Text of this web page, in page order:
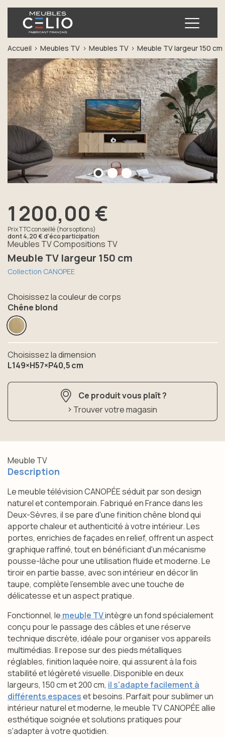
Accueil Meubles TV Meubles TV Meuble TV largeur 150 cm
Précédent
Meubles TV Compositions TV
Meuble TV largeur 150 cm
Collection CANOPEE
1 200,00 €
Prix TTC conseillé (hors options)
dont4,20 €d'éco participation
Choisissez la couleur de corps
Chêne blond
Choisissez la dimension
L149×H57×P40,5 cm
Ce produit vous plaît ?
Trouver votre magasin
Meuble TV
Description
Le meuble télévision CANOPÉE séduit par son design
naturel et contemporain. Fabriqué en France dans les
Deux-Sèvres, il se pare d'une finition chêne blond qui
apporte chaleur et authenticité à votre intérieur. Les
portes, enrichies de façades en relief, offrent un aspect
graphique raffiné, tout en bénéficiant d'un mécanisme
pousse-lâche pour une utilisation fluide et moderne. Le
tiroir en partie basse, avec son intérieur en décor lin
taupe, complète l'ensemble avec une touche de
délicatesse et un aspect pratique.
Fonctionnel, le meuble TVintègre un fond spécialement
conçu pour le passage des câbles et une réserve
technique discrète, idéale pour organiser vos appareils
multimédias. Il repose sur des pieds métalliques
réglables, finition laquée noire, qui assurent à la fois
stabilité et légèreté visuelle. Disponible en deux
largeurs, 150 cm et 200 cm, il s'adapte facilement à
différents espaceset besoins. Parfait pour sublimer un
intérieur naturel et moderne, le meuble TV CANOPÉE allie
esthétique soignée et solutions pratiques pour
s'adapter à votre quotidien.